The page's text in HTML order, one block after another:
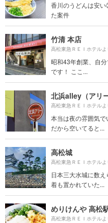
香川のうどんは安
た案件
竹清 本店
高松東急ＲＥＩホテル
昭和43年創業、自
です！ ここ...
北浜alley（アリー
高松東急ＲＥＩホテル
本当は夜の雰囲気
だから空いてると...
高松城
高松東急ＲＥＩホテル
日本三大水城に数
着も置かれていた...
めりけんや 高松
高松東急ＲＥＩホテル